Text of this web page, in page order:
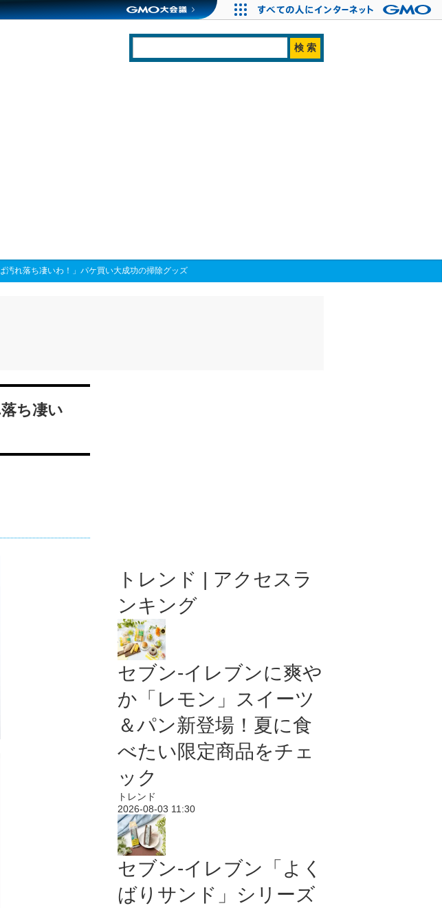
汚れ落ち凄いわ！」パケ買い大成功の掃除グッズ
ち凄い
トレンド | アクセスラ
ンキング
セブン‐イレブンに爽や
か「レモン」スイーツ
＆パン新登場！夏に食
べたい限定商品をチェ
ック
トレンド
2026-08-03 11:30
セブン‐イレブン「よく
ばりサンド」シリーズ